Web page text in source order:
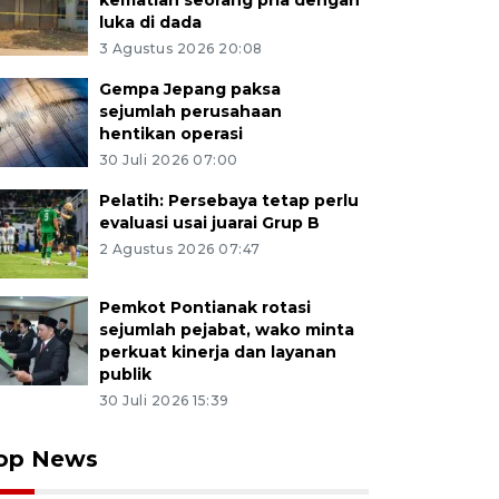
luka di dada
3 Agustus 2026 20:08
Gempa Jepang paksa
sejumlah perusahaan
hentikan operasi
30 Juli 2026 07:00
Pelatih: Persebaya tetap perlu
evaluasi usai juarai Grup B
2 Agustus 2026 07:47
Pemkot Pontianak rotasi
sejumlah pejabat, wako minta
perkuat kinerja dan layanan
publik
30 Juli 2026 15:39
News